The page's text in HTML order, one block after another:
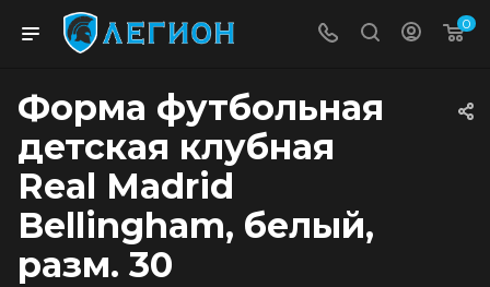
0
Форма футбольная
детская клубная
Real Madrid
Bellingham, белый,
разм. 30